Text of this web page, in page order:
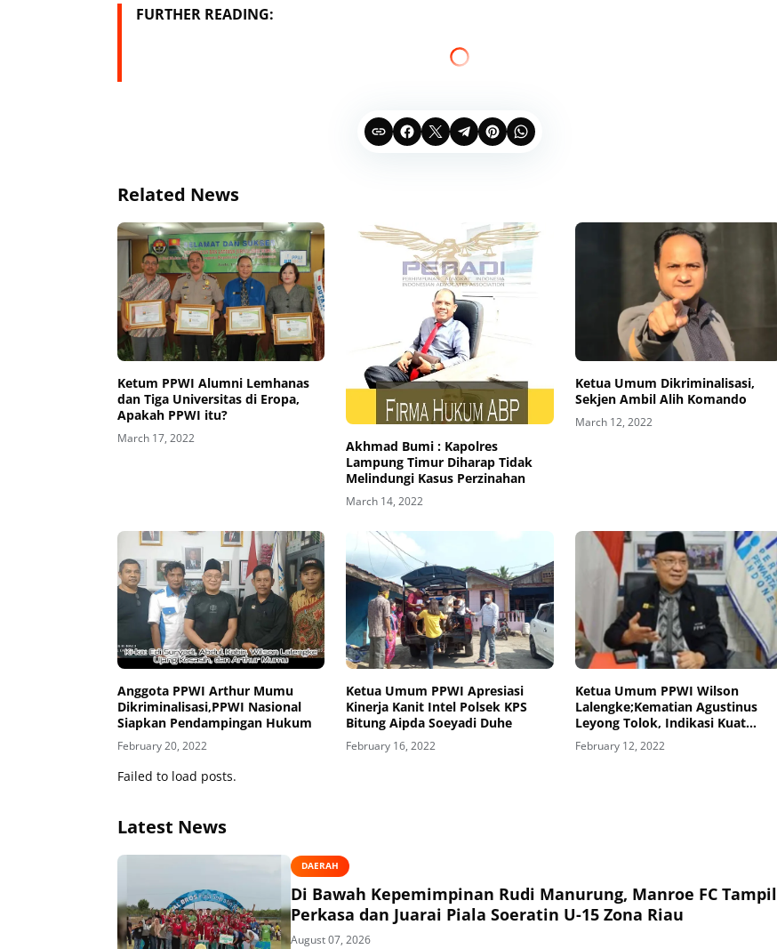
FURTHER READING:
Related News
Ketum PPWI Alumni Lemhanas
dan Tiga Universitas di Eropa,
Apakah PPWI itu?
March 17, 2022
Akhmad Bumi : Kapolres
Lampung Timur Diharap Tidak
Melindungi Kasus Perzinahan
March 14, 2022
Ketua Umum Dikriminalisasi,
Sekjen Ambil Alih Komando
March 12, 2022
Anggota PPWI Arthur Mumu
Dikriminalisasi,PPWI Nasional
Siapkan Pendampingan Hukum
February 20, 2022
Ketua Umum PPWI Apresiasi
Kinerja Kanit Intel Polsek KPS
Bitung Aipda Soeyadi Duhe
February 16, 2022
Ketua Umum PPWI Wilson
Lalengke;Kematian Agustinus
Leyong Tolok, Indikasi Kuat
Tindak Pidana
February 12, 2022
Failed to load posts.
Latest News
DAERAH
Di Bawah Kepemimpinan Rudi Manurung, Manroe FC Tampil
Perkasa dan Juarai Piala Soeratin U-15 Zona Riau
August 07, 2026